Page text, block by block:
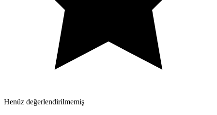
Henüz değerlendirilmemiş